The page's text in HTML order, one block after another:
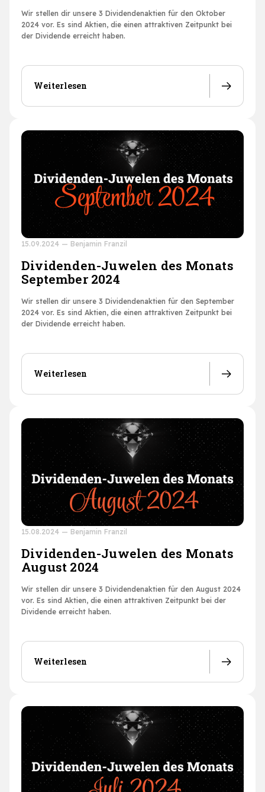
Wir stellen dir unsere 3 Dividendenaktien für den Oktober
2024 vor. Es sind Aktien, die einen attraktiven Zeitpunkt bei
der Dividende erreicht haben.
Weiterlesen
15.09.2024 — Benjamin Franzil
Dividenden-Juwelen des Monats
September 2024
Wir stellen dir unsere 3 Dividendenaktien für den September
2024 vor. Es sind Aktien, die einen attraktiven Zeitpunkt bei
der Dividende erreicht haben.
Weiterlesen
15.08.2024 — Benjamin Franzil
Dividenden-Juwelen des Monats
August 2024
Wir stellen dir unsere 3 Dividendenaktien für den August 2024
vor. Es sind Aktien, die einen attraktiven Zeitpunkt bei der
Dividende erreicht haben.
Weiterlesen